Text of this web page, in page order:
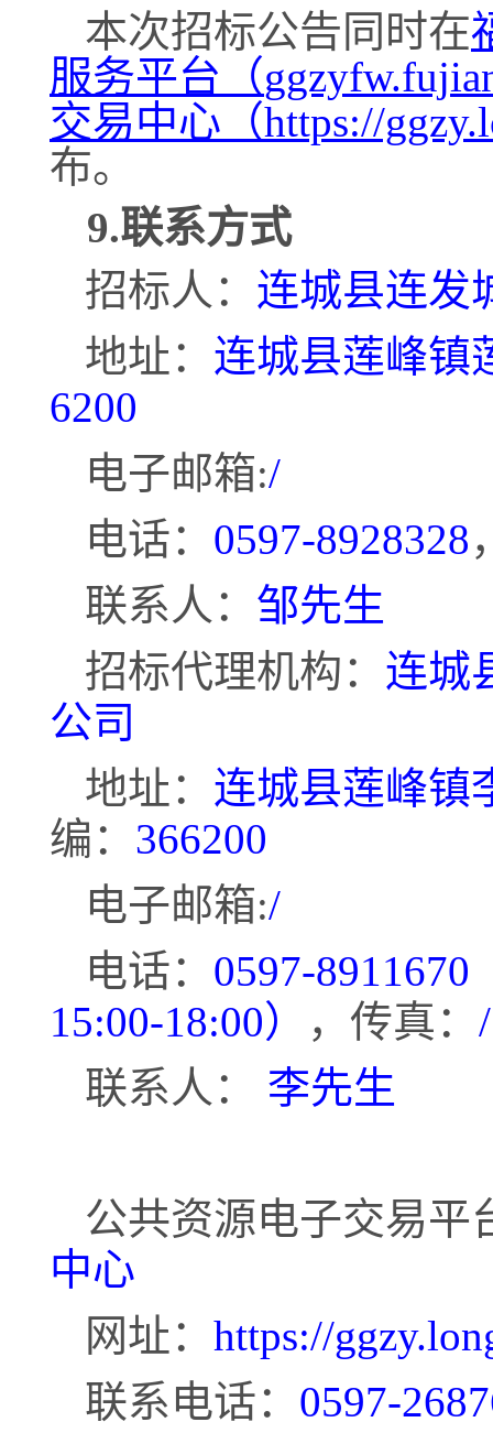
本次招标公告同时在
服务平台（
交易中心（https://
布。
9.联系方式
招标人： 连城县连发
地址： 连城县莲峰镇
6200
电子邮箱:/
电话： 0597-8928328
联系人： 邹先生
招标代理机构： 连城
公司
地址： 连城县莲峰镇
编： 366200
电子邮箱:/
电话： 0597-
15:00-18:00）
，传真： /
联系人：
李先生
公共资源电子交易平
中心
网址： https://
联系电话： 0597-